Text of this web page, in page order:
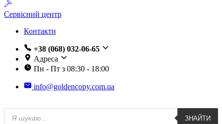
Сервісний центр
Контакти
+38 (068) 032-06-65
Адреса
Пн - Пт з 08:30 - 18:00
info@goldencopy.com.ua
Пошук
товарів
ЗНАЙТИ